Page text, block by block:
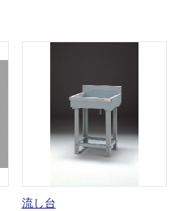
流し台